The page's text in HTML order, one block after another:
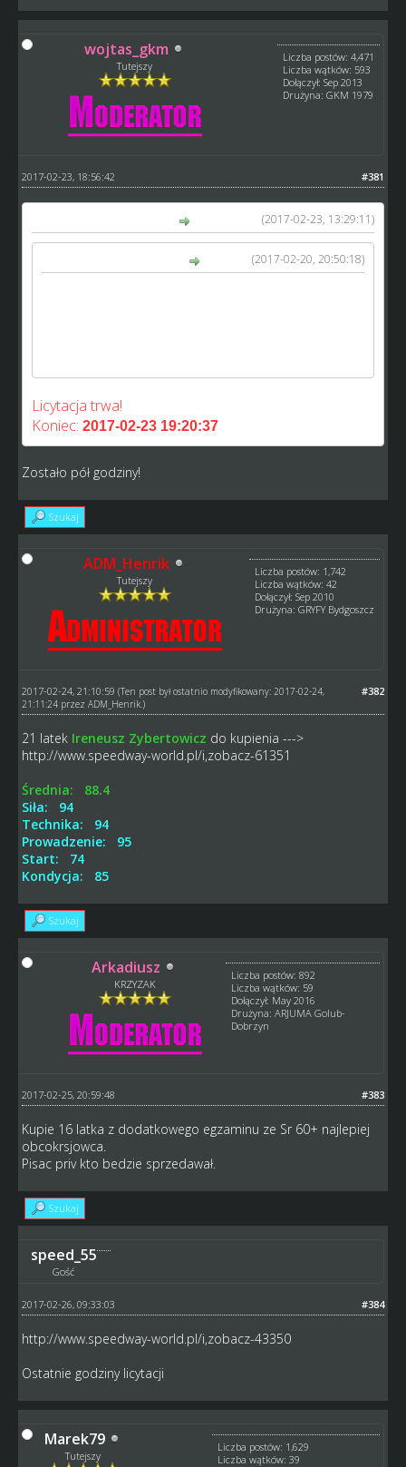
wojtas_gkm
Tutejszy
Liczba postów: 4,471
Liczba wątków: 593
Dołączył: Sep 2013
Drużyna: GKM 1979
#381
2017-02-23, 18:56:42
(2017-02-23, 13:29:11)
(2017-02-20, 20:50:18)
Licytacja trwa!
Koniec: 2017-02-23 19:20:37
Zostało pół godziny!
Szukaj
ADM_Henrik
Tutejszy
Liczba postów: 1,742
Liczba wątków: 42
Dołączył: Sep 2010
Drużyna: GRYFY Bydgoszcz
#382
2017-02-24, 21:10:59 (Ten post był ostatnio modyfikowany: 2017-02-24,
21:11:24 przez ADM_Henrik.)
21 latek Ireneusz Zybertowicz do kupienia --->
http://www.speedway-world.pl/i,zobacz-61351
Średnia: 88.4
Siła: 94
Technika: 94
Prowadzenie: 95
Start: 74
Kondycja: 85
Szukaj
Arkadiusz
KRZYZAK
Liczba postów: 892
Liczba wątków: 59
Dołączył: May 2016
Drużyna: ARJUMA Golub-
Dobrzyn
#383
2017-02-25, 20:59:48
Kupie 16 latka z dodatkowego egzaminu ze Sr 60+ najlepiej
obcokrsjowca.
Pisac priv kto bedzie sprzedawał.
Szukaj
speed_55
Gość
#384
2017-02-26, 09:33:03
http://www.speedway-world.pl/i,zobacz-43350
Ostatnie godziny licytacji
Marek79
Tutejszy
Liczba postów: 1,629
Liczba wątków: 39